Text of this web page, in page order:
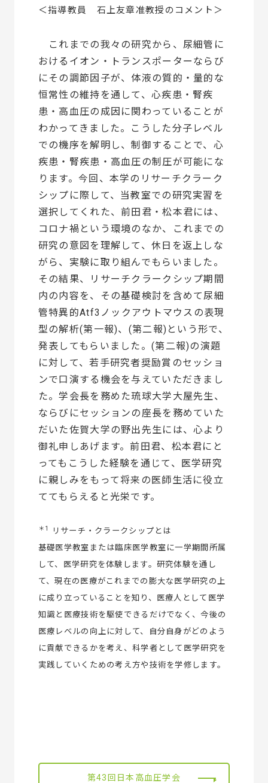
＜指導教員 石上友章准教授のコメント＞
これまでの我々の研究から、尿細管に
おけるイオン・トランスポーターならび
にその調節因子が、体液の質的・量的な
恒常性の維持を通して、心疾患・腎疾
患・高血圧の成因に関わっていることが
わかってきました。こうした分子レベル
での機序を解明し、制御することで、心
疾患・腎疾患・高血圧の制圧が可能にな
ります。今回、本学のリサーチクラーク
シップに際して、当教室での研究実習を
選択してくれた、前田君・松本君には、
コロナ禍という環境のなか、これまでの
研究の意図を理解して、休日を返上しな
がら、実験に取り組んでもらいました。
その結果、リサーチクラークシップ期間
内の内容を、その基礎検討を含めて尿細
管特異的Atf3ノックアウトマウスの表現
型の解析(第一報)、(第二報)という形で、
発表してもらいました。(第二報)の演題
に対して、若手研究者奨励賞のセッショ
ンで口演する機会を与えていただきまし
た。学会長を務めた琉球大学大屋先生、
ならびにセッションの座長を務めていた
だいた佐賀大学の野出先生には、心より
御礼申しあげます。前田君、松本君にと
ってもこうした経験を通じて、医学研究
に親しみをもって将来の医師生活に役立
ててもらえると光栄です。
＊1
リサーチ・クラークシップとは
基礎医学教室または臨床医学教室に一学期間所属
して、医学研究を体験します。研究体験を通し
て、現在の医療がこれまでの膨大な医学研究の上
に成り立っていることを知り、医療人として医学
知識と医療技術を駆使できるだけでなく、今後の
医療レベルの向上に対して、自分自身がどのよう
に貢献できるかを考え、科学者として医学研究を
実践していくための考え方や技術を学修します。
第43回日本高血圧学会